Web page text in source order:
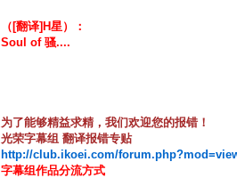
（[翻译]H星）：
Soul of 骚....
为了能够精益求精，我们欢迎您的报错！
光荣字幕组 翻译报错专贴
http://club.ikoei.com/
字幕组作品分流方式